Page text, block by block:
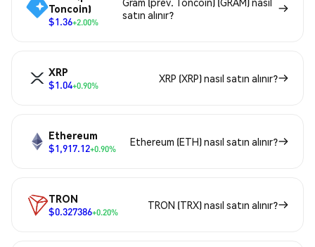
Toncoin)
$1.36+2.00%
satın alınır?
XRP
$1.04+0.90%
XRP (XRP) nasıl satın alınır?
Ethereum
$1,917.12+0.90%
Ethereum (ETH) nasıl satın alınır?
TRON
$0.327386+0.20%
TRON (TRX) nasıl satın alınır?